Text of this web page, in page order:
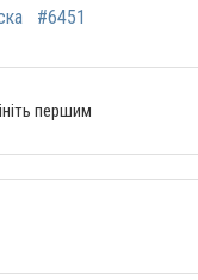
#6451
першим